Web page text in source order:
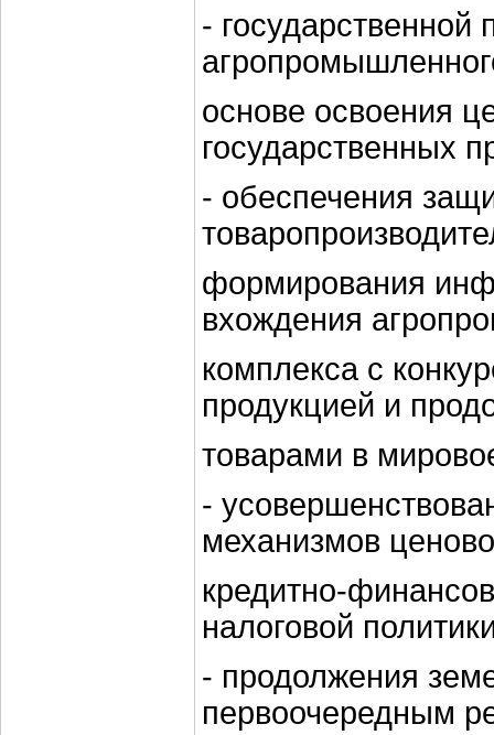
- государственной
основе освоения
государственных
- обеспечения
формирования
вхождения
комплекса с
продукцией и
товарами в
-
механизмов
кредитно-
налоговой
- продолжения
первоочередным